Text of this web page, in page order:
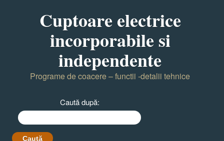
Cuptoare electrice
incorporabile si
independente
Programe de coacere – functii -detalii tehnice
Caută după: